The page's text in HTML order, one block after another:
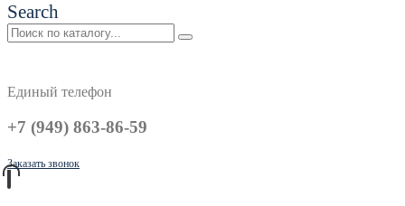
Search
Единый телефон
+7 (949) 863-86-59
Заказать звонок